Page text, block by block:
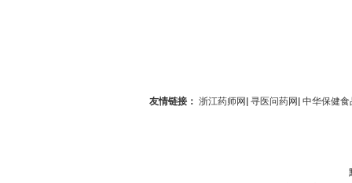
友情链接： 浙江药师网| 寻医问药网| 中华保健食